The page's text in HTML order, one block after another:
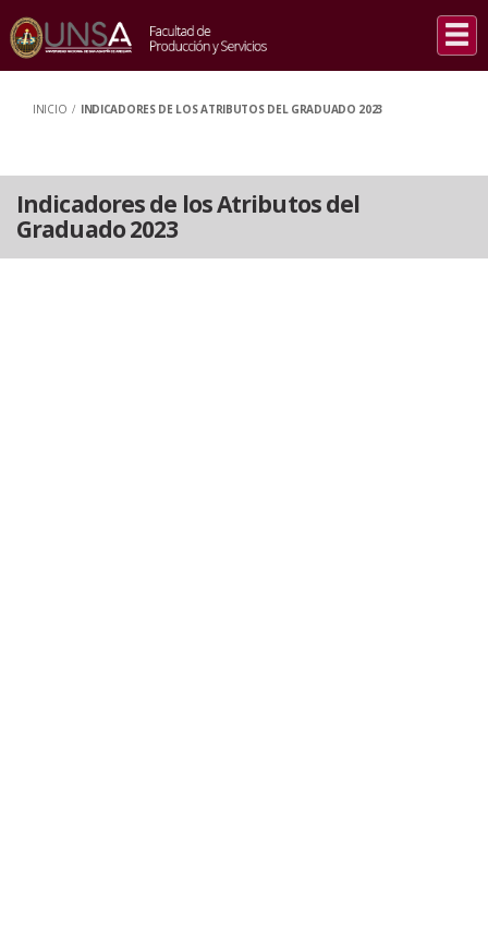
INICIO / INDICADORES DE LOS ATRIBUTOS DEL GRADUADO 2023
Indicadores de los Atributos del
Graduado 2023